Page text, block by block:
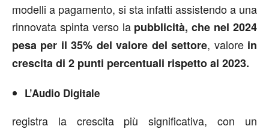
modelli a pagamento, si sta infatti assistendo a una
rinnovata spinta verso la pubblicità, che nel 2024
pesa per il 35% del valore del settore, valore in
crescita di 2 punti percentuali rispetto al 2023.
L’Audio Digitale
registra la crescita più significativa, con un